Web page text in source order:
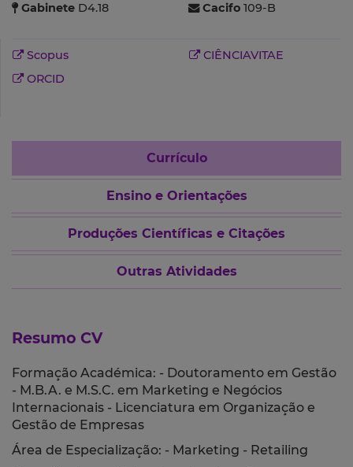
Gabinete D4.18 Cacifo 109-B
Scopus
CIÊNCIAVITAE
ORCID
Currículo
Ensino e Orientações
Produções Científicas e Citações
Outras Atividades
Resumo CV
Formação Académica: - Doutoramento em Gestão
- M.B.A. e M.S.C. em Marketing e Negócios
Internacionais - Licenciatura em Organização e
Gestão de Empresas
Área de Especialização: - Marketing - Retailing